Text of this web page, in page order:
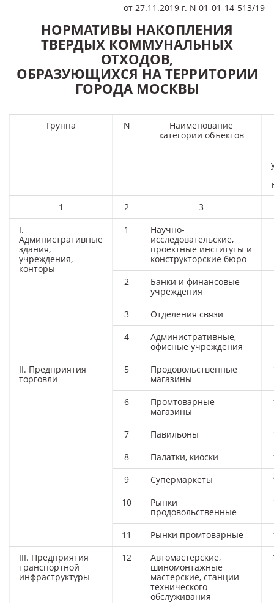
от 27.11.2019 г. N 01-01-14-513/19
НОРМАТИВЫ НАКОПЛЕНИЯ
ТВЕРДЫХ КОММУНАЛЬНЫХ
ОТХОДОВ,
ОБРАЗУЮЩИХСЯ НА ТЕРРИТОРИИ
ГОРОДА МОСКВЫ
Группа N
Наименование
категории объектов
1
2
3
I.
Административные
здания,
учреждения,
конторы
1
Научно-
исследовательские,
проектные институты и
конструкторские бюро
2
Банки и финансовые
учреждения
3
Отделения связи
4
Административные,
офисные учреждения
II. Предприятия
торговли
5
Продовольственные
магазины
6
Промтоварные
магазины
7 Павильоны
8
Палатки, киоски
9
Супермаркеты
10
Рынки
продовольственные
11 Рынки промтоварные
III. Предприятия
транспортной
инфраструктуры
12
Автомастерские,
шиномонтажные
мастерские, станции
технического
обслуживания